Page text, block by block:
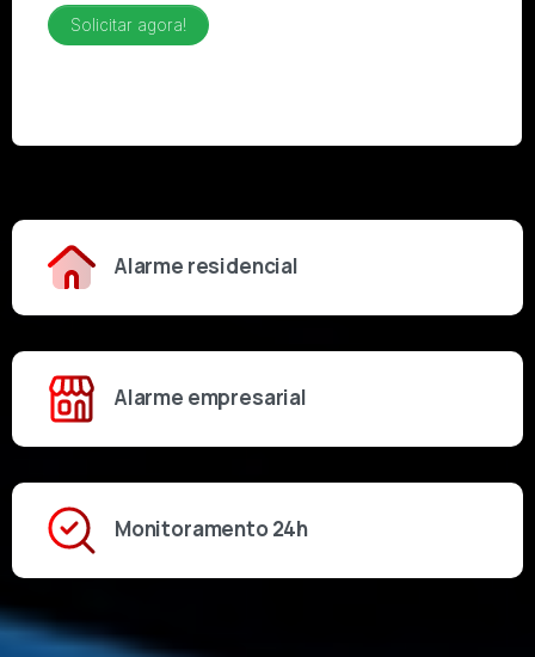
Alarme residencial
Alarme empresarial
Monitoramento 24h